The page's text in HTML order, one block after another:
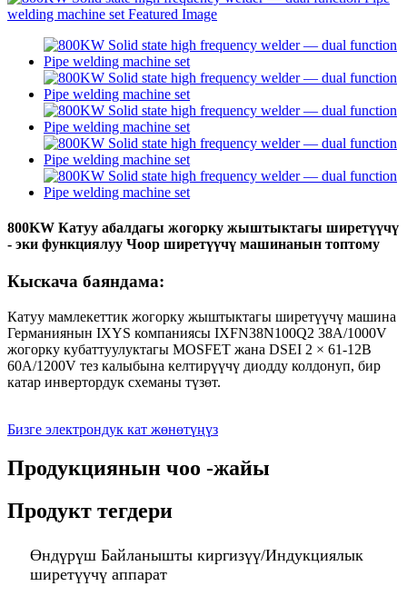
800KW Катуу абалдагы жогорку жыштыктагы ширетүүчү
- эки функциялуу Чоор ширетүүчү машинанын топтому
Кыскача баяндама:
Катуу мамлекеттик жогорку жыштыктагы ширетүүчү машина
Германиянын IXYS компаниясы IXFN38N100Q2 38A/1000V
жогорку кубаттуулуктагы MOSFET жана DSEI 2 × 61-12B
60A/1200V тез калыбына келтирүүчү диодду колдонуп, бир
катар инвертордук схеманы түзөт.
Бизге электрондук кат жөнөтүңүз
Продукциянын чоо -жайы
Продукт тегдери
Өндүрүш Байланышты киргизүү/Индукциялык
ширетүүчү аппарат